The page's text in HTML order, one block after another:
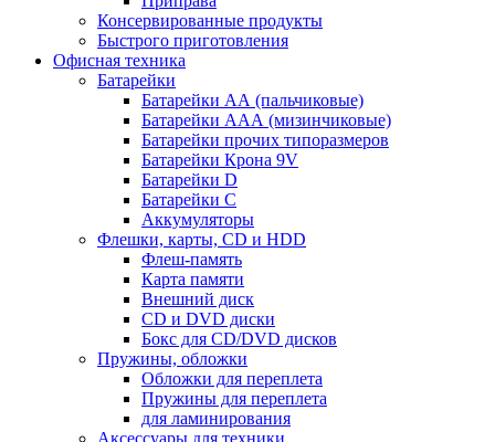
Консервированные продукты
Быстрого приготовления
Офисная техника
Батарейки
Батарейки АА (пальчиковые)
Батарейки ААА (мизинчиковые)
Батарейки прочих типоразмеров
Батарейки Крона 9V
Батарейки D
Батарейки С
Аккумуляторы
Флешки, карты, CD и HDD
Флеш-память
Карта памяти
Внешний диск
CD и DVD диски
Бокс для CD/DVD дисков
Пружины, обложки
Обложки для переплета
Пружины для переплета
для ламинирования
Аксессуары для техники